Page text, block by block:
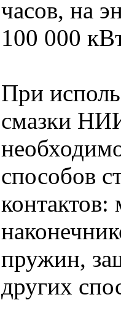
часов, на
100 000
При
смазки
способов
пружин,
других